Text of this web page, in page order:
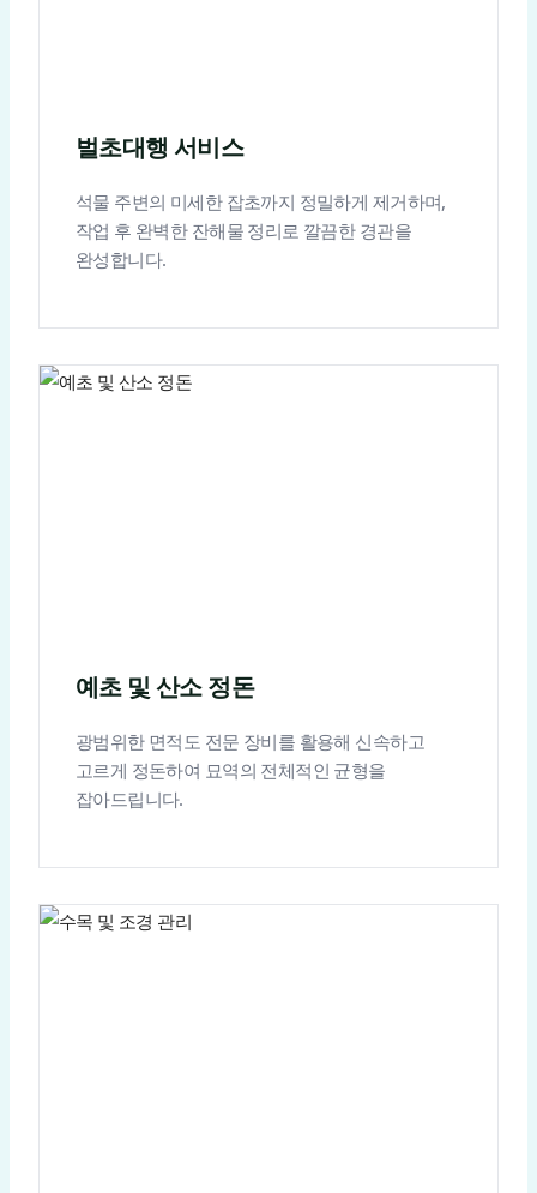
벌초대행 서비스
석물 주변의 미세한 잡초까지 정밀하게 제거하며,
작업 후 완벽한 잔해물 정리로 깔끔한 경관을
완성합니다.
예초 및 산소 정돈
광범위한 면적도 전문 장비를 활용해 신속하고
고르게 정돈하여 묘역의 전체적인 균형을
잡아드립니다.